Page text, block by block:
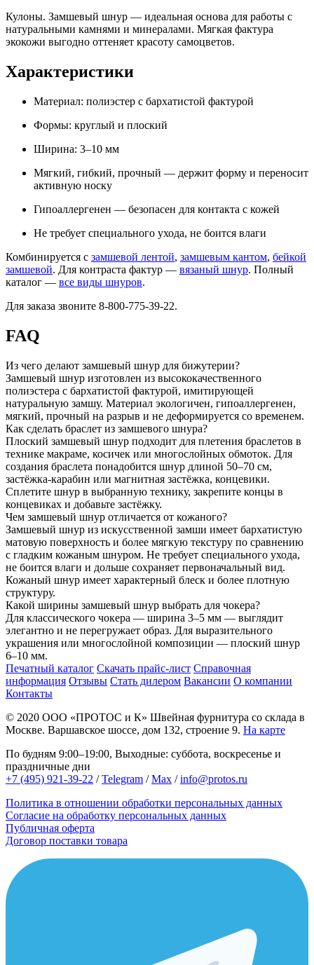
Кулоны. Замшевый шнур — идеальная основа для работы с
натуральными камнями и минералами. Мягкая фактура
экокожи выгодно оттеняет красоту самоцветов.
Характеристики
Материал: полиэстер с бархатистой фактурой
Формы: круглый и плоский
Ширина: 3–10 мм
Мягкий, гибкий, прочный — держит форму и переносит
активную носку
Гипоаллергенен — безопасен для контакта с кожей
Не требует специального ухода, не боится влаги
Комбинируется с замшевой лентой, замшевым кантом, бейкой
замшевой. Для контраста фактур — вязаный шнур. Полный
каталог — все виды шнуров.
Для заказа звоните 8-800-775-39-22.
FAQ
Из чего делают замшевый шнур для бижутерии?
Замшевый шнур изготовлен из высококачественного
полиэстера с бархатистой фактурой, имитирующей
натуральную замшу. Материал экологичен, гипоаллергенен,
мягкий, прочный на разрыв и не деформируется со временем.
Как сделать браслет из замшевого шнура?
Плоский замшевый шнур подходит для плетения браслетов в
технике макраме, косичек или многослойных обмоток. Для
создания браслета понадобится шнур длиной 50–70 см,
застёжка-карабин или магнитная застёжка, концевики.
Сплетите шнур в выбранную технику, закрепите концы в
концевиках и добавьте застёжку.
Чем замшевый шнур отличается от кожаного?
Замшевый шнур из искусственной замши имеет бархатистую
матовую поверхность и более мягкую текстуру по сравнению
с гладким кожаным шнуром. Не требует специального ухода,
не боится влаги и дольше сохраняет первоначальный вид.
Кожаный шнур имеет характерный блеск и более плотную
структуру.
Какой ширины замшевый шнур выбрать для чокера?
Для классического чокера — ширина 3–5 мм — выглядит
элегантно и не перегружает образ. Для выразительного
украшения или многослойной композиции — плоский шнур
6–10 мм.
Печатный каталог Скачать прайс-лист Справочная
информация Отзывы Стать дилером Вакансии О компании
Контакты
© 2020 ООО «ПРОТОС и К» Швейная фурнитура со склада в
Москве. Варшавское шоссе, дом 132, строение 9. На карте
По будням 9:00–19:00, Выходные: суббота, воскресенье и
праздничные дни
+7 (495) 921-39-22 /Telegram /Max /info@protos.ru
Политика в отношении обработки персональных данных
Согласие на обработку персональных данных
Публичная оферта
Договор поставки товара